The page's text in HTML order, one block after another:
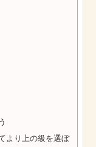
より上の級を選ぼ